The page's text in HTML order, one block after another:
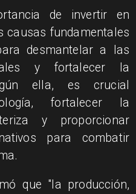
de invertir en
causas fundamentales
desmantelar a las
y fortalecer la
ella, es crucial
fortalecer la
y proporcionar
para combatir
que "la producción,